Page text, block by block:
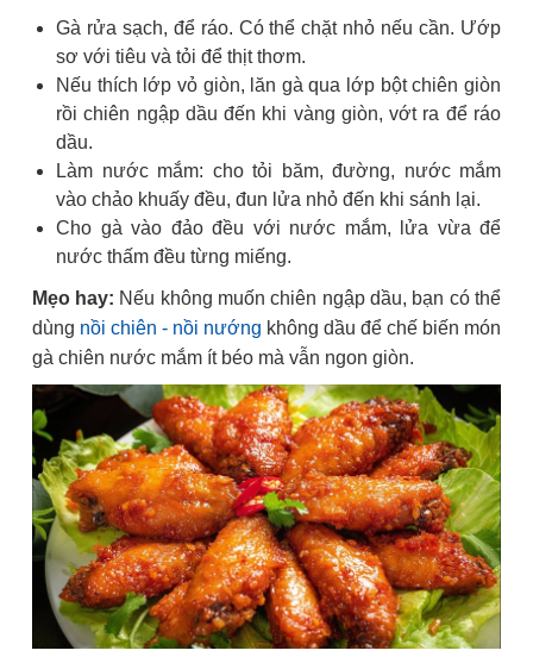
Gà rửa sạch, để ráo. Có thể chặt nhỏ nếu cần. Ướp
sơ với tiêu và tỏi để thịt thơm.
Nếu thích lớp vỏ giòn, lăn gà qua lớp bột chiên giòn
rồi chiên ngập dầu đến khi vàng giòn, vớt ra để ráo
dầu.
Làm nước mắm: cho tỏi băm, đường, nước mắm
vào chảo khuấy đều, đun lửa nhỏ đến khi sánh lại.
Cho gà vào đảo đều với nước mắm, lửa vừa để
nước thấm đều từng miếng.
Mẹo hay: Nếu không muốn chiên ngập dầu, bạn có thể
dùng nồi chiên - nồi nướng không dầu để chế biến món
gà chiên nước mắm ít béo mà vẫn ngon giòn.